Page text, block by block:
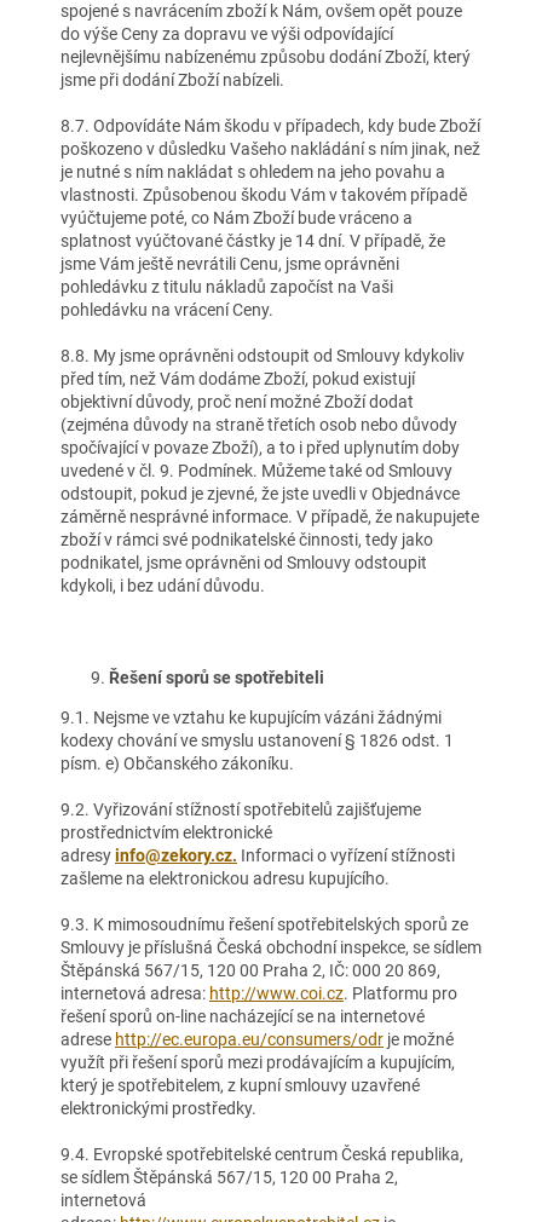
spojené s navrácením zboží k Nám, ovšem opět pouze
do výše Ceny za dopravu ve výši odpovídající
nejlevnějšímu nabízenému způsobu dodání Zboží, který
jsme při dodání Zboží nabízeli.
8.7. Odpovídáte Nám škodu v případech, kdy bude Zboží
poškozeno v důsledku Vašeho nakládání s ním jinak, než
je nutné s ním nakládat s ohledem na jeho povahu a
vlastnosti. Způsobenou škodu Vám v takovém případě
vyúčtujeme poté, co Nám Zboží bude vráceno a
splatnost vyúčtované částky je 14 dní. V případě, že
jsme Vám ještě nevrátili Cenu, jsme oprávněni
pohledávku z titulu nákladů započíst na Vaši
pohledávku na vrácení Ceny.
8.8. My jsme oprávněni odstoupit od Smlouvy kdykoliv
před tím, než Vám dodáme Zboží, pokud existují
objektivní důvody, proč není možné Zboží dodat
(zejména důvody na straně třetích osob nebo důvody
spočívající v povaze Zboží), a to i před uplynutím doby
uvedené v čl. 9. Podmínek. Můžeme také od Smlouvy
odstoupit, pokud je zjevné, že jste uvedli v Objednávce
záměrně nesprávné informace. V případě, že nakupujete
zboží v rámci své podnikatelské činnosti, tedy jako
podnikatel, jsme oprávněni od Smlouvy odstoupit
kdykoli, i bez udání důvodu.
Řešení sporů se spotřebiteli
9.1. Nejsme ve vztahu ke kupujícím vázáni žádnými
kodexy chování ve smyslu ustanovení § 1826 odst. 1
písm. e) Občanského zákoníku.
9.2. Vyřizování stížností spotřebitelů zajišťujeme
prostřednictvím elektronické
adresyinfo@zekory.cz. Informaci o vyřízení stížnosti
zašleme na elektronickou adresu kupujícího.
9.3. K mimosoudnímu řešení spotřebitelských sporů ze
Smlouvy je příslušná Česká obchodní inspekce, se sídlem
Štěpánská 567/15, 120 00 Praha 2, IČ: 000 20 869,
internetová adresa: http://www.coi.cz. Platformu pro
řešení sporů on-line nacházející se na internetové
adrese http://ec.europa.eu/consumers/odr je možné
využít při řešení sporů mezi prodávajícím a kupujícím,
který je spotřebitelem, z kupní smlouvy uzavřené
elektronickými prostředky.
9.4. Evropské spotřebitelské centrum Česká republika,
se sídlem Štěpánská 567/15, 120 00 Praha 2,
internetová